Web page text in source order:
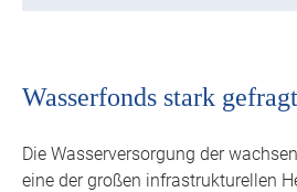
Wasserfonds stark gefragt
Die Wasserversorgung der
eine der großen infrastrukturellen